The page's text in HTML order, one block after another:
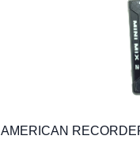
AMERICAN